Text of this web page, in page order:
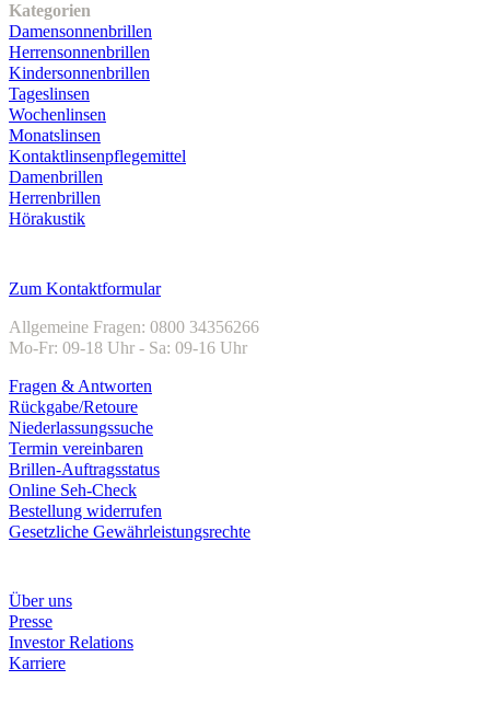
Kategorien
Damensonnenbrillen
Herrensonnenbrillen
Kindersonnenbrillen
Tageslinsen
Wochenlinsen
Monatslinsen
Kontaktlinsenpflegemittel
Damenbrillen
Herrenbrillen
Hörakustik
Zum Kontaktformular
Allgemeine Fragen: 0800 34356266
Mo-Fr: 09-18 Uhr - Sa: 09-16 Uhr
Fragen & Antworten
Rückgabe/Retoure
Niederlassungssuche
Termin vereinbaren
Brillen-Auftragsstatus
Online Seh-Check
Bestellung widerrufen
Gesetzliche Gewährleistungsrechte
Über uns
Presse
Investor Relations
Karriere